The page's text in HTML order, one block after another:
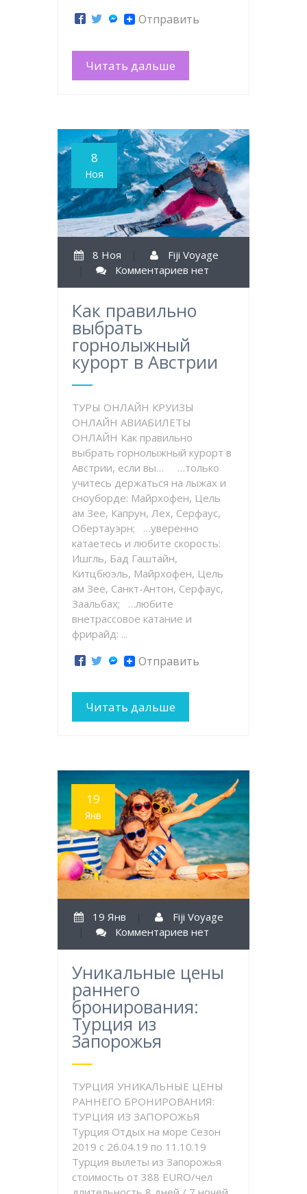
Отправить
Читать дальше
8
Ноя
8 Ноя
Fiji Voyage
Комментариев нет
Как правильно
выбрать
горнолыжный
курорт в Австрии
ТУРЫ ОНЛАЙН КРУИЗЫ
ОНЛАЙН АВИАБИЛЕТЫ
ОНЛАЙН Как правильно
выбрать горнолыжный курорт в
Австрии, если вы… …только
учитесь держаться на лыжах и
сноуборде: Майрхофен, Цель
ам Зее, Капрун, Лех, Серфаус,
Обертауэрн; …уверенно
катаетесь и любите скорость:
Ишгль, Бад Гаштайн,
Китцбюэль, Майрхофен, Цель
ам Зее, Санкт-Антон, Серфаус,
Заальбах; …любите
внетрассовое катание и
фрирайд: ...
Отправить
Читать дальше
19
Янв
19 Янв
Fiji Voyage
Комментариев нет
Уникальные цены
раннего
бронирования:
Турция из
Запорожья
ТУРЦИЯ УНИКАЛЬНЫЕ ЦЕНЫ
РАННЕГО БРОНИРОВАНИЯ:
ТУРЦИЯ ИЗ ЗАПОРОЖЬЯ
Турция Отдых на море Сезон
2019 с 26.04.19 по 11.10.19
Турция вылеты из Запорожья
стоимость от 388 EURO/чел